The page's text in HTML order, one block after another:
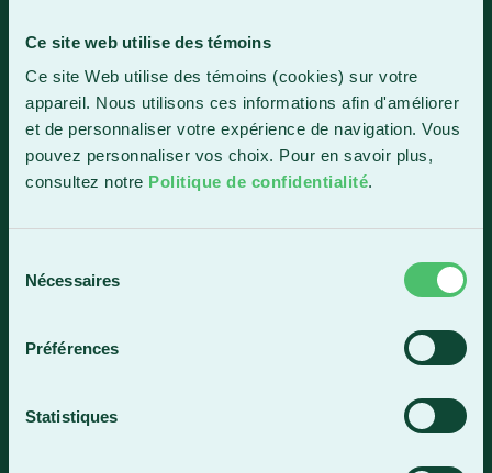
Ce site web utilise des témoins
Ce site Web utilise des témoins (cookies) sur votre
appareil. Nous utilisons ces informations afin d'améliorer
et de personnaliser votre expérience de navigation. Vous
pouvez personnaliser vos choix. Pour en savoir plus,
consultez notre Politique de confidentialité.
Nécessaires
Préférences
Statistiques
Sainte-Marie
Sainte-Marie (Québec) G6E 0R1
Horaire de la réception
Lundi-vendredi : 7 h 30 à 15 h 30
4409, rue Dollard
Lundi-vendredi : 8 h à 16 h